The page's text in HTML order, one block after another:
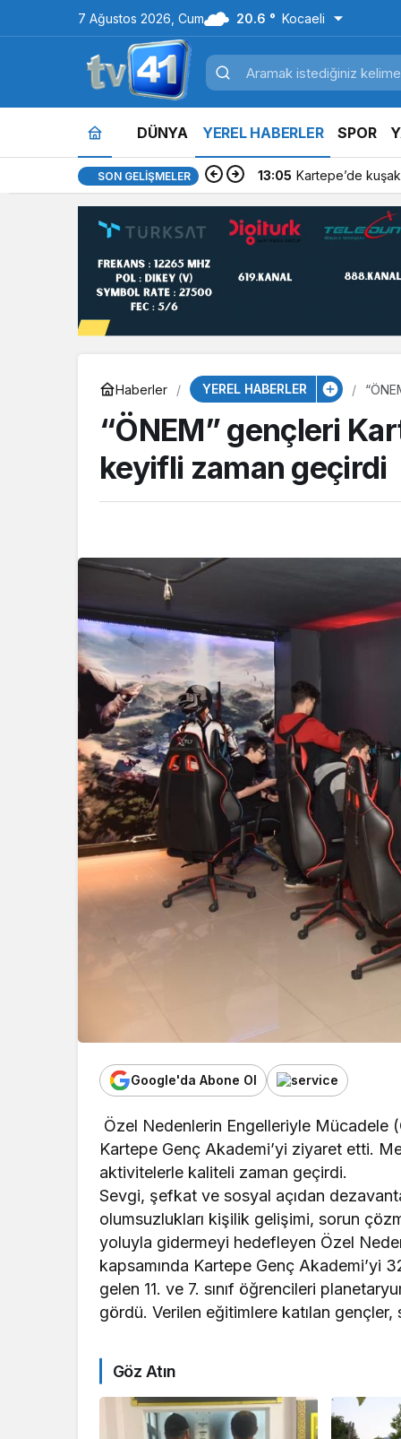
7 Ağustos 2026, Cum 20.6 ° Kocaeli
DÜNYA YEREL HABERLER SPOR
SON GELIŞMELER 13:05 Kartepe’de
Haberler YEREL HABERLER
“ÖNEM” gençleri
keyifli zaman geçirdi
Google'da Abone Ol
Özel Nedenlerin Engelleriyle
Kartepe Genç Akademi’yi ziyaret etti.
aktivitelerle kaliteli zaman geçirdi.
Sevgi, şefkat ve sosyal açıdan
olumsuzlukları kişilik gelişimi, sorun
yoluyla gidermeyi hedefleyen Özel
kapsamında Kartepe Genç Akademi’yi
gelen 11. ve 7. sınıf öğrencileri
gördü. Verilen eğitimlere katılan
Göz Atın
Kocaeli
aranan şahıslara
operasyon: İki
yakalandı